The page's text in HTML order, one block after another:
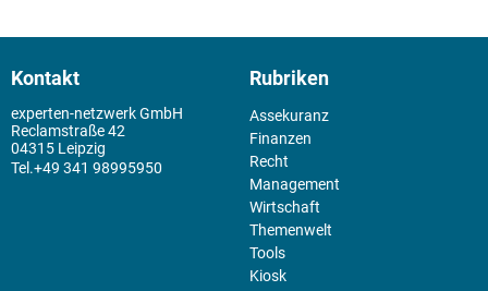
Kontakt
experten-netzwerk GmbH
Reclamstraße 42
04315 Leipzig
+49 341 98995950
Rubriken
Assekuranz
Finanzen
Recht
Management
Wirtschaft
Themenwelt
Tools
Kiosk